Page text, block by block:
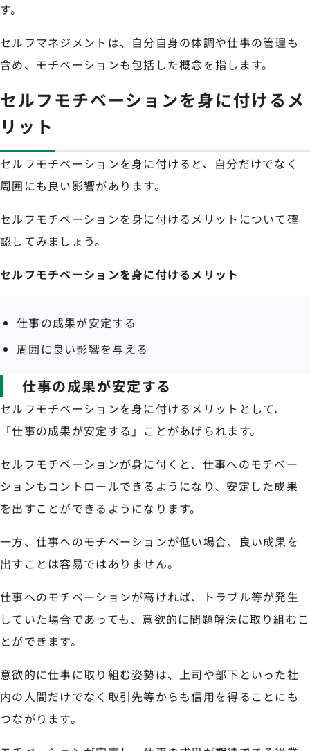
す。
セルフマネジメントは、自分自身の体調や仕事の管理も
含め、モチベーションも包括した概念を指します。
セルフモチベーションを身に付けるメ
リット
セルフモチベーションを身に付けると、自分だけでなく
周囲にも良い影響があります。
セルフモチベーションを身に付けるメリットについて確
認してみましょう。
セルフモチベーションを身に付けるメリット
仕事の成果が安定する
周囲に良い影響を与える
仕事の成果が安定する
セルフモチベーションを身に付けるメリットとして、
「仕事の成果が安定する」ことがあげられます。
セルフモチベーションが身に付くと、仕事へのモチベー
ションもコントロールできるようになり、安定した成果
を出すことができるようになります。
一方、仕事へのモチベーションが低い場合、良い成果を
出すことは容易ではありません。
仕事へのモチベーションが高ければ、トラブル等が発生
していた場合であっても、意欲的に問題解決に取り組むこ
とができます。
意欲的に仕事に取り組む姿勢は、上司や部下といった社
内の人間だけでなく取引先等からも信用を得ることにも
つながります。